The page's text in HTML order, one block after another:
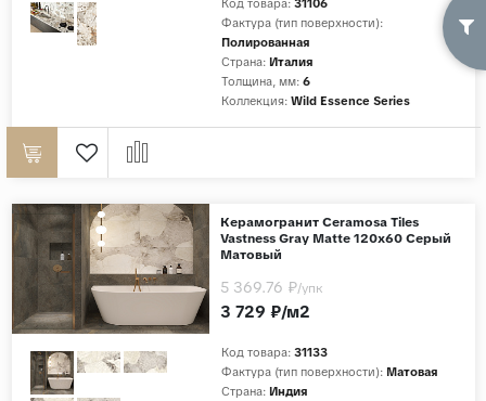
Код товара: 31106
Фактура (тип поверхности):
Полированная
Страна: Италия
Толщина, мм: 6
Коллекция: Wild Essence Series
Керамогранит Ceramosa Tiles
Vastness Gray Matte 120x60 Cерый
Матовый
Код товара: 31133
Фактура (тип поверхности): Матовая
Страна: Индия
3 729 ₽/м2
5 369.76 ₽/упк